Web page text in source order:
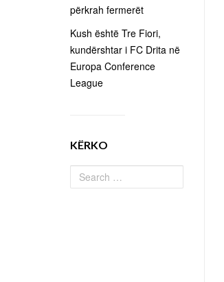
përkrah fermerët
Kush është Tre Fiori,
kundërshtar i FC Drita në
Europa Conference
League
KËRKO